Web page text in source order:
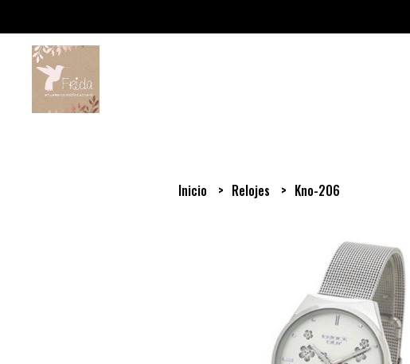
Inicio Relojes Kno-206